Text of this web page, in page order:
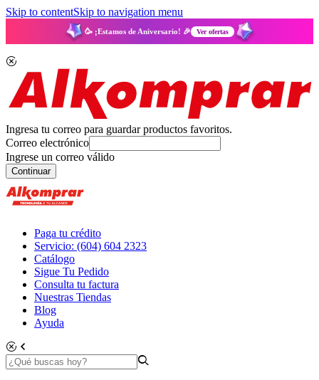
Skip to contentSkip to navigation menu
🥳 ¡Estamos de Aniversario! 🎉 Ver ofertas
Ingresa tu correo para guardar productos favoritos.
Correo electrónico
Ingrese un correo válido
Continuar
Paga tu crédito
Servicio: (604) 604 2323
Catálogo
Sigue Tu Pedido
Consulta tu factura
Nuestras Tiendas
Blog
Ayuda